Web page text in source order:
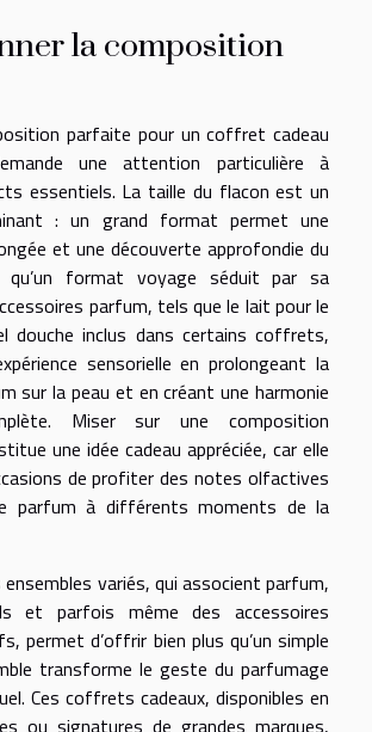
la composition
parfaite pour un coffret cadeau
une attention particulière à
essentiels. La taille du flacon est un
: un grand format permet une
et une découverte approfondie du
qu’un format voyage séduit par sa
parfum, tels que le lait pour le
douche inclus dans certains coffrets,
sensorielle en prolongeant la
sur la peau et en créant une harmonie
Miser sur une composition
une idée cadeau appréciée, car elle
de profiter des notes olfactives
parfum à différents moments de la
variés, qui associent parfum,
et parfois même des accessoires
permet d’offrir bien plus qu’un simple
transforme le geste du parfumage
Ces coffrets cadeaux, disponibles en
ou signatures de grandes marques,